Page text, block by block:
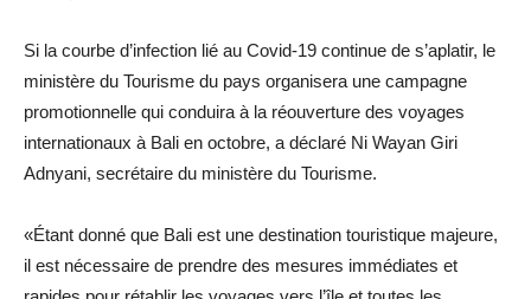
Si la courbe d’infection lié au Covid-19 continue de s’aplatir, le
ministère du Tourisme du pays organisera une campagne
promotionnelle qui conduira à la réouverture des voyages
internationaux à Bali en octobre, a déclaré Ni Wayan Giri
Adnyani, secrétaire du ministère du Tourisme.
«Étant donné que Bali est une destination touristique majeure,
il est nécessaire de prendre des mesures immédiates et